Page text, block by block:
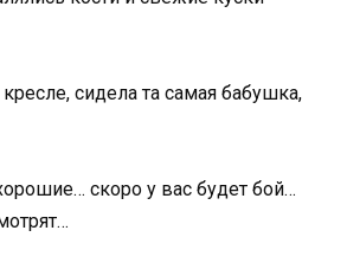
сидела та самая бабушка,
скоро у вас будет бой…